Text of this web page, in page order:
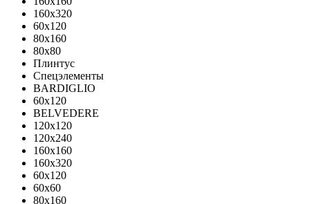
160x320
60x120
80x160
80x80
Плинтус
Спецэлементы
BARDIGLIO
60x120
BELVEDERE
120x120
120x240
160x160
160x320
60x120
60x60
80x160